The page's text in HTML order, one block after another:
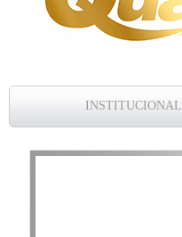
INSTITUCIONAL